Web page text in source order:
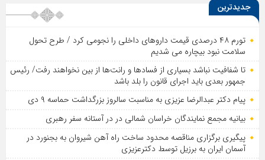
جدیدترین
تورم ۴۸ درصدی قیمت داروهای داخلی را نجومی کرد / طرح تحول
سلامت نبود بیچاره می شدیم
تا شفافیت نباشد بسیاری از فساد‌ها و رانت‌ها از بین نخواهند رفت/ رئیس
جمهور بعدی باید اجرای قانون را بلد باشد
پیام دکتر عبدالرضا عزیزی به مناسبت سالروز بزرگداشت حماسه ۹ دی
بیانیه مجمع نمایندگان خراسان شمالی در در آستانه سفر رهبری
پیگیری برگزاری مناقصه محدود ساخت راه آهن شیروان به بجنورد در
آسمان ایران به برزیل توسط دکترعزیزی